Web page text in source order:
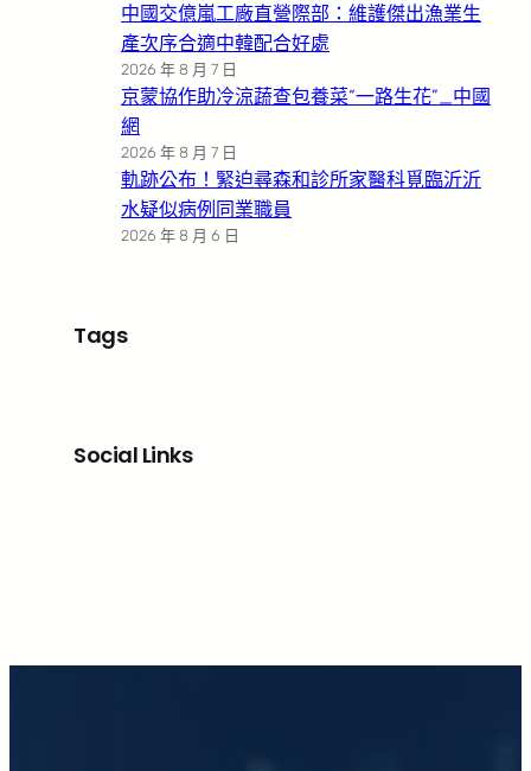
中國交億嵐工廠直營際部：維護傑出漁業生
產次序合適中韓配合好處
2026 年 8 月 7 日
京蒙協作助冷涼蔬查包養菜“一路生花”_中國
網
2026 年 8 月 7 日
軌跡公布！緊迫尋森和診所家醫科覓臨沂沂
水疑似病例同業職員
2026 年 8 月 6 日
Tags
Social Links